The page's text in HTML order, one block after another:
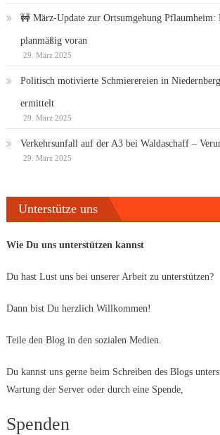
🚧 März-Update zur Ortsumgehung Pflaumheim:
planmäßig voran
29. März 2025
Politisch motivierte Schmierereien in
ermittelt
29. März 2025
Verkehrsunfall auf der A3 bei Waldaschaff –
29. März 2025
Unterstütze uns
Wie Du uns unterstützen kannst
Du hast Lust uns bei unserer Arbeit zu unterstützen?
Dann bist Du herzlich Willkommen!
Teile den Blog in den sozialen Medien.
Du kannst uns gerne beim Schreiben des Blogs
Wartung der Server oder durch eine Spende,
Spenden